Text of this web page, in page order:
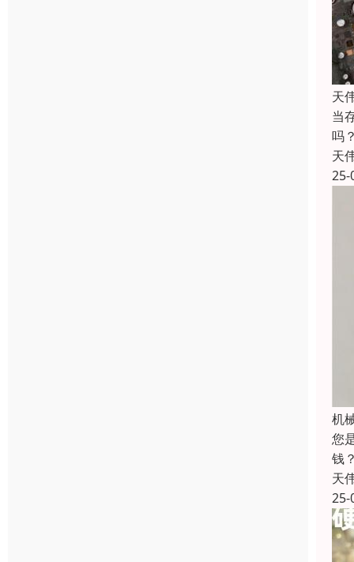
天
当
吗
天
25-
机
您
钱
天
25-